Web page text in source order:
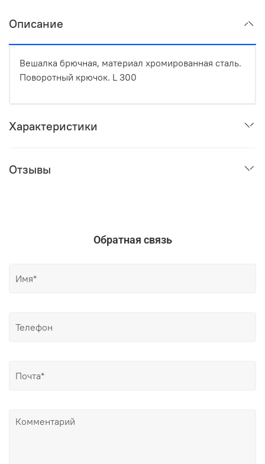
Описание
Вешалка брючная, материал хромированная сталь.
Поворотный крючок. L 300
Характеристики
Отзывы
Обратная связь